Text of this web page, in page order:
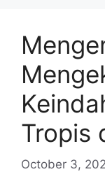
Tropis
October 3,